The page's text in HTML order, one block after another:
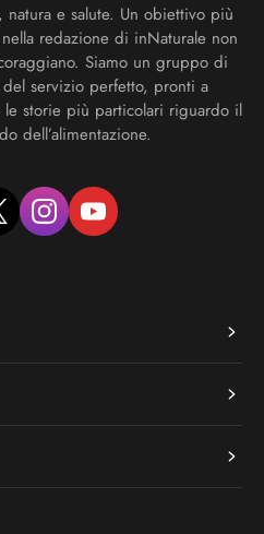
natura e salute. Un obiettivo più
redazione di inNaturale non
Siamo un gruppo di
servizio perfetto, pronti a
storie più particolari riguardo il
dell’alimentazione.
instagramyoutube